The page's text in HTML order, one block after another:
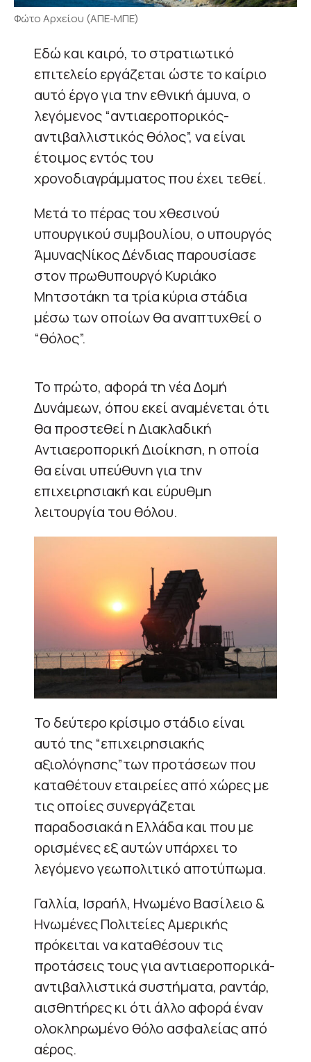
Φώτο Αρχείου (ΑΠΕ-ΜΠΕ)
Εδώ και καιρό, το στρατιωτικό
επιτελείο εργάζεται ώστε το καίριο
αυτό έργο για την εθνική άμυνα, ο
λεγόμενος “αντιαεροπορικός-
αντιβαλλιστικός θόλος”, να είναι
έτοιμος εντός του
χρονοδιαγράμματος που έχει τεθεί.
Μετά το πέρας του χθεσινού
υπουργικού συμβουλίου, ο υπουργός
ΆμυναςΝίκος Δένδιας παρουσίασε
στον πρωθυπουργό Κυριάκο
Μητσοτάκη τα τρία κύρια στάδια
μέσω των οποίων θα αναπτυχθεί ο
“θόλος”.
Το πρώτο, αφορά τη νέα Δομή
Δυνάμεων, όπου εκεί αναμένεται ότι
θα προστεθεί η Διακλαδική
Αντιαεροπορική Διοίκηση, η οποία
θα είναι υπεύθυνη για την
επιχειρησιακή και εύρυθμη
λειτουργία του θόλου.
Το δεύτερο κρίσιμο στάδιο είναι
αυτό της “επιχειρησιακής
αξιολόγησης”των προτάσεων που
καταθέτουν εταιρείες από χώρες με
τις οποίες συνεργάζεται
παραδοσιακά η Ελλάδα και που με
ορισμένες εξ αυτών υπάρχει το
λεγόμενο γεωπολιτικό αποτύπωμα.
Γαλλία, Ισραήλ, Ηνωμένο Βασίλειο &
Ηνωμένες Πολιτείες Αμερικής
πρόκειται να καταθέσουν τις
προτάσεις τους για αντιαεροπορικά-
αντιβαλλιστικά συστήματα, ραντάρ,
αισθητήρες κι ότι άλλο αφορά έναν
ολοκληρωμένο θόλο ασφαλείας από
αέρος.